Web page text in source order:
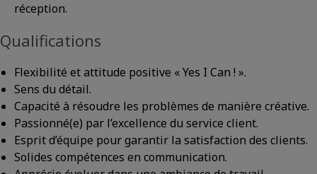
réception.
Qualifications
Flexibilité et attitude positive « Yes I Can ! ».
Sens du détail.
Capacité à résoudre les problèmes de manière créative.
Passionné(e) par l’excellence du service client.
Esprit d’équipe pour garantir la satisfaction des clients.
Solides compétences en communication.